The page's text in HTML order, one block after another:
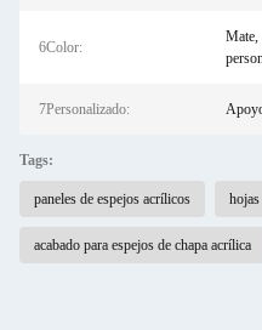
6Color:
Mate,
7Personalizado:
Tags:
paneles de espejos acrílicos
acabado para espejos de chapa acrílica